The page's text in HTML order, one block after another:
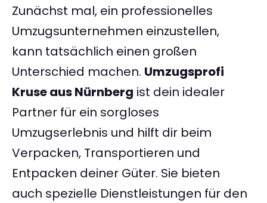
Zunächst mal, ein professionelles
Umzugsunternehmen einzustellen,
kann tatsächlich einen großen
Unterschied machen. Umzugsprofi
Kruse aus Nürnberg ist dein idealer
Partner für ein sorgloses
Umzugserlebnis und hilft dir beim
Verpacken, Transportieren und
Entpacken deiner Güter. Sie bieten
auch spezielle Dienstleistungen für den